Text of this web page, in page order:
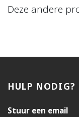
Deze andere
HULP NODIG?
Stuur een email